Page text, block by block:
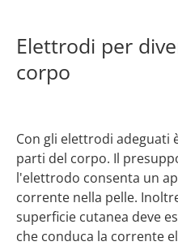
Elettrodi per
corpo
Con gli elettrodi
parti del corpo. Il
l'elettrodo consenta un
corrente nella pelle.
superficie cutanea deve
che conduca la corrente